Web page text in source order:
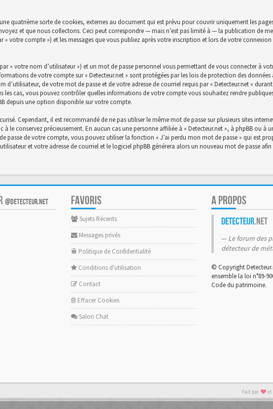
quatrième sorte de cookies, externes au document qui est prévu pour couvrir uniquement les
et que nous collectons. Ceci peut correspondre — mais n’est pas limité à — la publication de
« votre compte ») et les messages que vous publiez après votre inscription et lors de votre
« votre nom d’utilisateur ») et un mot de passe personnel vous permettant de vous connecter à
de votre compte sur « Detecteur.net » sont protégées par les lois de protection des
d’utilisateur, de votre mot de passe et de votre adresse de courriel requis par « Detecteur.net »
les cas, vous pouvez contrôler quelles informations de votre compte vous souhaitez rendre
depuis une option disponible sur votre compte.
Cependant, il est recommandé de ne pas utiliser le même mot de passe sur plusieurs sites
le conservez précieusement. En aucun cas une personne affiliée à « Detecteur.net », à phpBB ou à
de votre compte, vous pouvez utiliser la fonction « J’ai perdu mon mot de passe » qui est
et votre adresse de courriel et le logiciel phpBB générera alors un nouveau mot de passe afin
@DETECTEUR.NET FAVORIS
Sujets Récents
Messages privés
Politique de Confidentialité
Conditions d'utilisation
Contact
Effacer Cookies
Salon Chat
A PROPOS
Detecteur.net
Le forum des
détecteur de
© Copyright
ensemble la loi n°89-
Code du patrimoine.
Fait par et